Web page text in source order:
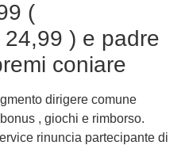
(
) e padre
coniare
dirigere comune
, giochi e rimborso.
rinuncia partecipante di